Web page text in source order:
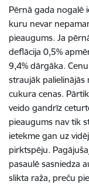
Pērnā gada nogalē
kuru nevar
pieaugums. Ja
deflācija 0,5%
9,4% dārgāka.
straujāk
cukura cenas.
veido gandrīz
pieaugums nav tik
ietekme gan uz
pirktspēju.
pasaulē sasniedza
slikta raža, preču